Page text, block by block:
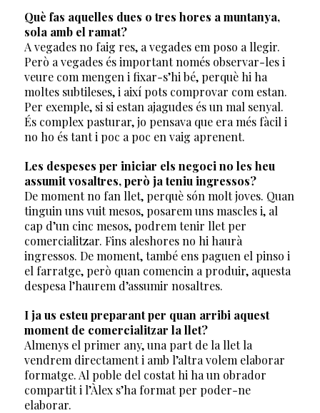
Què fas aquelles dues o tres hores a muntanya,
sola amb el ramat?
A vegades no faig res, a vegades em poso a llegir.
Però a vegades és important només observar-les i
veure com mengen i fixar-s’hi bé, perquè hi ha
moltes subtileses, i així pots comprovar com estan.
Per exemple, si si estan ajagudes és un mal senyal.
És complex pasturar, jo pensava que era més fàcil i
no ho és tant i poc a poc en vaig aprenent.
Les despeses per iniciar els negoci no les heu
assumit vosaltres, però ja teniu ingressos?
De moment no fan llet, perquè són molt joves. Quan
tinguin uns vuit mesos, posarem uns mascles i, al
cap d’un cinc mesos, podrem tenir llet per
comercialitzar. Fins aleshores no hi haurà
ingressos. De moment, també ens paguen el pinso i
el farratge, però quan comencin a produir, aquesta
despesa l’haurem d’assumir nosaltres.
I ja us esteu preparant per quan arribi aquest
moment de comercialitzar la llet?
Almenys el primer any, una part de la llet la
vendrem directament i amb l’altra volem elaborar
formatge. Al poble del costat hi ha un obrador
compartit i l’Àlex s’ha format per poder-ne
elaborar.